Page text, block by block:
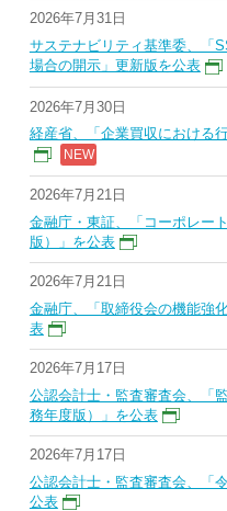
2026年7月31日
サステナビリティ基準委、「
場合の開示」更新版を公表
2026年7月30日
経産省、「企業買収における
2026年7月21日
金融庁・東証、「コーポレー
版）」を公表
2026年7月21日
金融庁、「取締役会の機能強
表
2026年7月17日
公認会計士・監査審査会、「
務年度版）」を公表
2026年7月17日
公認会計士・監査審査会、「
公表